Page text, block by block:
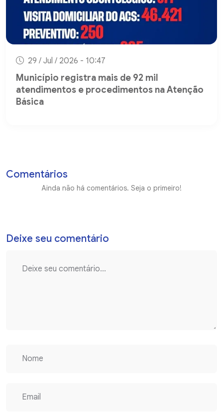
29 / Jul / 2026 - 10:47
Município registra mais de 92 mil
atendimentos e procedimentos na Atenção
Básica
Comentários
Ainda não há comentários. Seja o primeiro!
Deixe seu comentário